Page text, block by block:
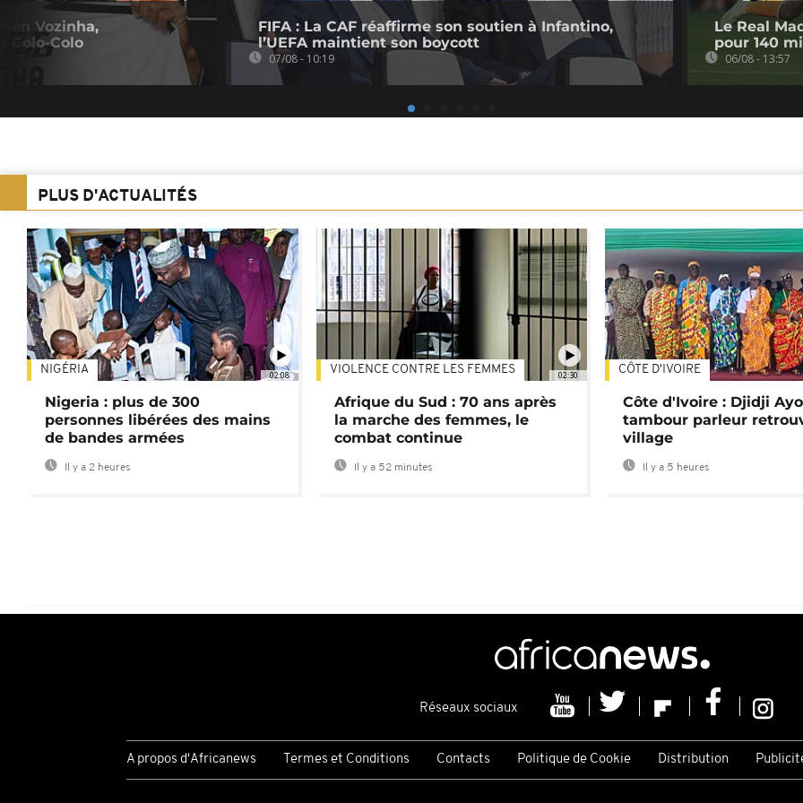
Vozinha,
Colo-Colo
FIFA : La CAF réaffirme son soutien à Infantino,
l’UEFA maintient son boycott
07/08 - 10:19
Le Real
pour 140
06/08 - 13:57
PLUS D'ACTUALITÉS
02:08
NIGÉRIA
Nigeria : plus de 300
personnes libérées des mains
de bandes armées
Il y a 2 heures
02:30
VIOLENCE CONTRE LES FEMMES
Afrique du Sud : 70 ans après
la marche des femmes, le
combat continue
Il y a 52 minutes
CÔTE D'IVOIRE
Côte d'Ivoire : Djidji
tambour parleur
village
Il y a 5 heures
Réseaux sociaux
A propos d'Africanews Termes et Conditions Contacts Politique de Cookie Distribution